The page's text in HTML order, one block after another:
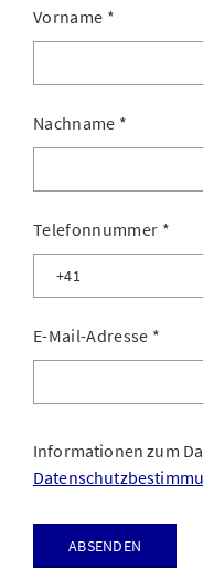
Vorname *
Nachname *
Telefonnummer *
E-Mail-Adresse *
Informationen zum
Absenden